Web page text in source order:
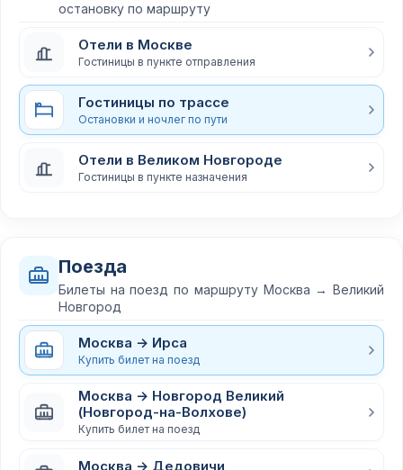
остановку по маршруту
Отели в Москве
Гостиницы в пункте отправления
Гостиницы по трассе
Остановки и ночлег по пути
Отели в Великом Новгороде
Гостиницы в пункте назначения
Поезда
Билеты на поезд по маршруту Москва → Великий
Новгород
Москва → Ирса
Купить билет на поезд
Москва → Новгород Великий
(Новгород-на-Волхове)
Купить билет на поезд
Москва → Дедовичи